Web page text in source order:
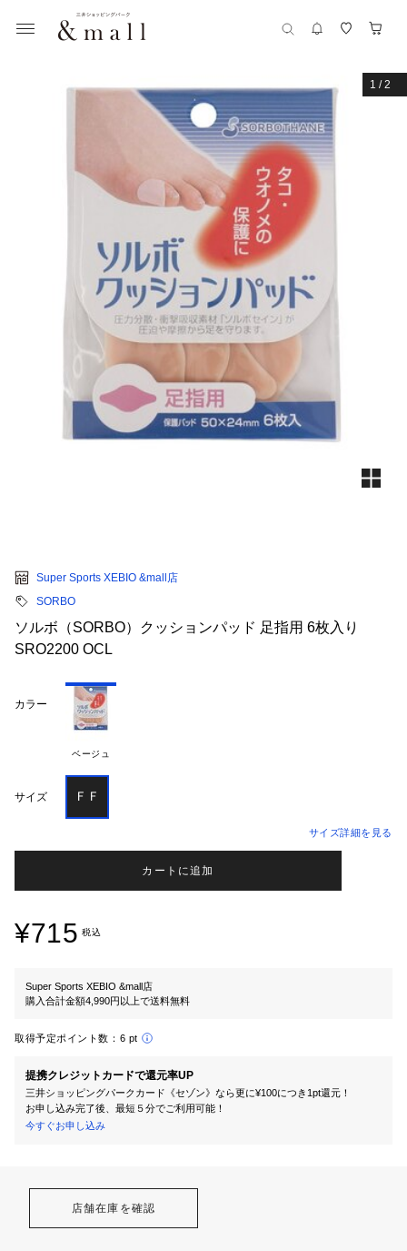
1 /2
Super Sports XEBIO &mall店
SORBO
ソルボ（SORBO）クッションパッド 足指用 6枚入り
SRO2200 OCL
カラー
ベージュ
サイズ ＦＦ
サイズ詳細を見る
カートに追加
¥715 税込
Super Sports XEBIO &mall店
購入合計金額4,990円以上で送料無料
取得予定ポイント数： 6 pt
提携クレジットカードで還元率UP
三井ショッピングパークカード《セゾン》なら更に¥100につき1pt還元！
お申し込み完了後、最短５分でご利用可能！
今すぐお申し込み
店舗在庫を確認